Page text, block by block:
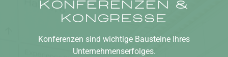
Konferenzen &
Kongresse
Konferenzen sind wichtige Bausteine Ihres
Unternehmenserfolges.